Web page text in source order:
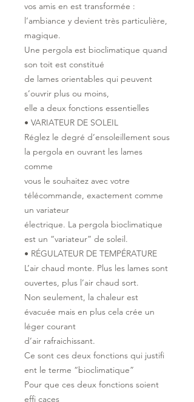
vos amis en est transformée :
l’ambiance y devient très particulière,
magique.
Une pergola est bioclimatique quand
son toit est constitué
de lames orientables qui peuvent
s’ouvrir plus ou moins,
elle a deux fonctions essentielles
• VARIATEUR DE SOLEIL
Réglez le degré d’ensoleillement sous
la pergola en ouvrant les lames
comme
vous le souhaitez avec votre
télécommande, exactement comme
un variateur
électrique. La pergola bioclimatique
est un “variateur” de soleil.
• RÉGULATEUR DE TEMPÉRATURE
L’air chaud monte. Plus les lames sont
ouvertes, plus l’air chaud sort.
Non seulement, la chaleur est
évacuée mais en plus cela crée un
léger courant
d’air rafraichissant.
Ce sont ces deux fonctions qui justifi
ent le terme “bioclimatique”
Pour que ces deux fonctions soient
effi caces